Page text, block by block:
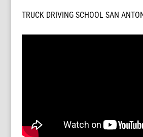
TRUCK DRIVING SCHOOL SAN